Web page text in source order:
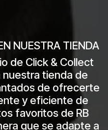
NUESTRA TIENDA
de Click & Collect
nuestra tienda de
de ofrecerte
y eficiente de
favoritos de RB
que se adapte a